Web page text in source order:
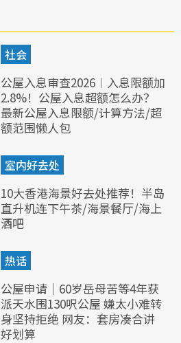
社会
公屋入息审查2026︱入息限额加
2.8%！公屋入息超额怎么办？
最新公屋入息限额/计算方法/超
额范围懒人包
室内好去处
10大香港海景好去处推荐！半岛
直升机连下午茶/海景餐厅/海上
酒吧
热话
公屋申请｜60岁岳母苦等4年获
派天水围130呎公屋 嫌太小难转
身坚持拒绝 网友：套房凑合讲
好划算